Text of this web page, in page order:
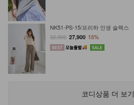
NK51-PS-15/프리하 인생 슬랙스
32,900 27,900 15%
32%
코디상품 더 보기